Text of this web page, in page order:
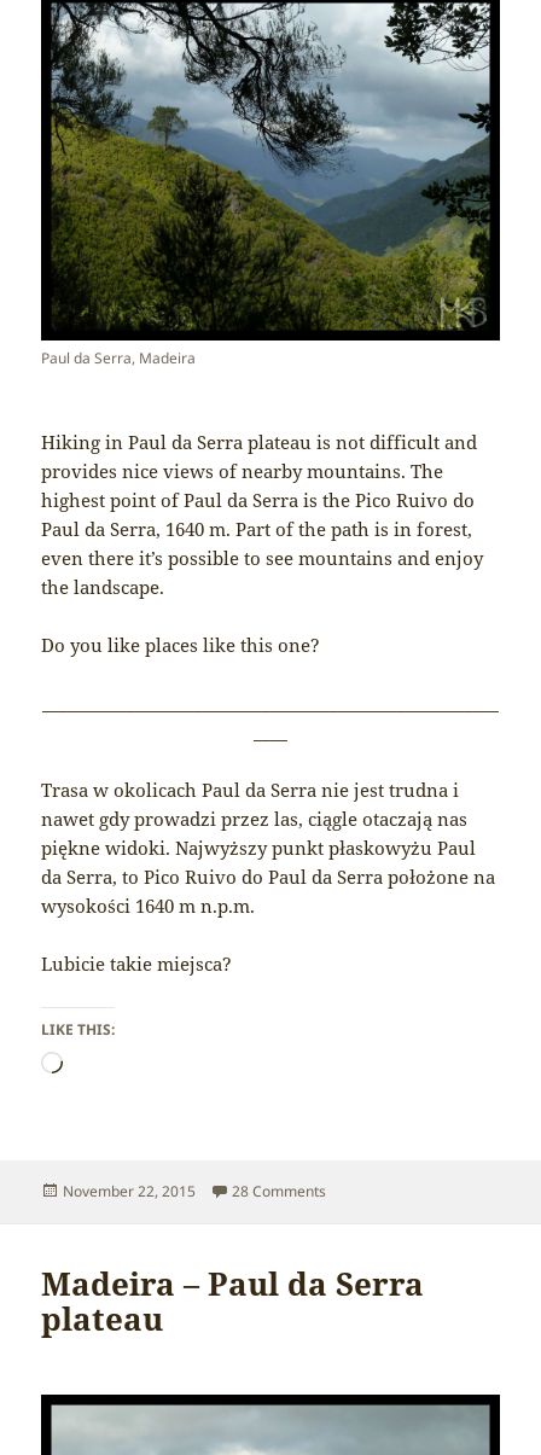
Paul da Serra, Madeira
Hiking in Paul da Serra plateau is not difficult and
provides nice views of nearby mountains. The
highest point of Paul da Serra is the Pico Ruivo do
Paul da Serra, 1640 m. Part of the path is in forest,
even there it’s possible to see mountains and enjoy
the landscape.
Do you like places like this one?
Trasa w okolicach Paul da Serra nie jest trudna i
nawet gdy prowadzi przez las, ciągle otaczają nas
piękne widoki. Najwyższy punkt płaskowyżu Paul
da Serra, to Pico Ruivo do Paul da Serra położone na
wysokości 1640 m n.p.m.
Lubicie takie miejsca?
LIKE THIS:
Loading…
Posted
November 22, 2015 28 Comments
Madeira – Paul da Serra
plateau